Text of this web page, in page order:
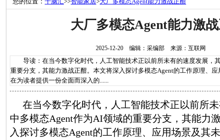
大厂多模态Agent能力激
2025-12-20 编辑：采编部 来源：互联网
导读：在当今数字化时代，人工智能技术正以前所未有的速度发展，
重要分支，其能力激战正酣。本文将深入探讨多模态Agent的工作原理、
在为读者提供一份全面而深入的......
在当今数字化时代，人工智能技术正以前所
中多模态Agent作为AI领域的重要分支，其能力
入探讨多模态Agent的工作原理、应用场景及其